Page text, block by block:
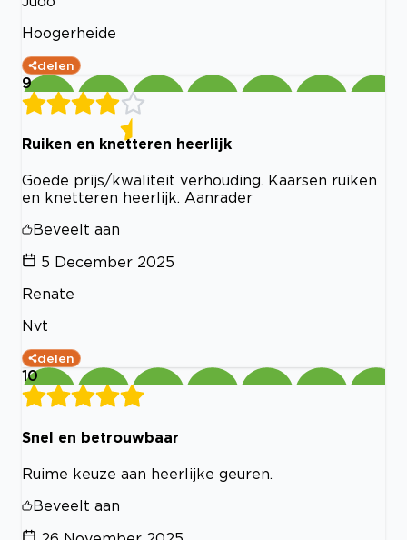
Hoogerheide
delen
9
Ruiken en knetteren heerlijk
Goede prijs/kwaliteit verhouding. Kaarsen ruiken
en knetteren heerlijk. Aanrader
Beveelt aan
5 December 2025
Renate
Nvt
delen
10
Snel en betrouwbaar
Ruime keuze aan heerlijke geuren.
Beveelt aan